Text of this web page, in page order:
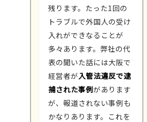
残ります。たった1回の
トラブルで外国人の受け
入れができなることが
多々あります。弊社の代
表の聞いた話には大阪で
経営者が入管法違反で逮
捕された事例があります
が、報道されない事例も
かなりあります。これを